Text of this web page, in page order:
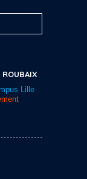
ROUBAIX
Lille